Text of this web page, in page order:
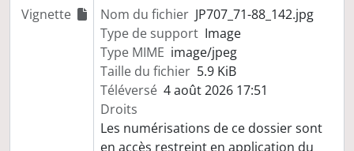
Vignette
Nom du fichier JP707_71-88_142.jpg
Type de support Image
Type MIME image/jpeg
Taille du fichier 5.9 KiB
Téléversé 4 août 2026 17:51
Droits
Les numérisations de ce dossier sont
en accès restreint en application du